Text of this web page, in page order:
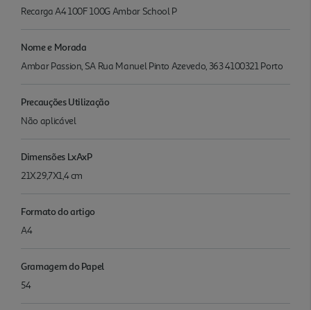
Recarga A4 100F 100G Ambar School P
Nome e Morada
Ambar Passion, SA Rua Manuel Pinto Azevedo, 363 4100321 Porto
Precauções Utilização
Não aplicável
Dimensões LxAxP
21X29,7X1,4 cm
Formato do artigo
A4
Gramagem do Papel
54